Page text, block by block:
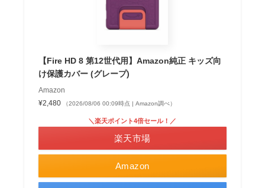
【Fire HD 8 第12世代用】Amazon純正 キッズ向
け保護カバー (グレープ)
Amazon
¥2,480
（2026/08/06 00:09時点 | Amazon調べ）
Amazon
＼楽天ポイント4倍セール！／
楽天市場